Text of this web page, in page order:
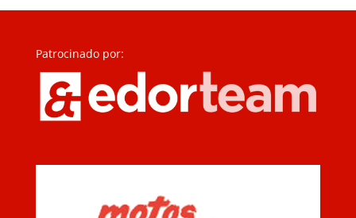
Patrocinado por: